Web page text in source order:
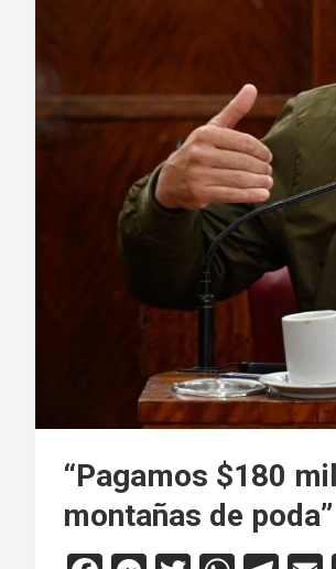
“Pagamos $180
montañas de poda”